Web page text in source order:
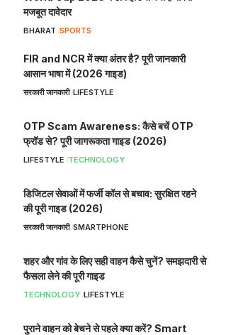
मजबूत दावेदार
BHARAT SPORTS
FIR and NCR में क्या अंतर है? पूरी जानकारी
आसान भाषा में (2026 गाइड)
सरकारी जानकारी LIFESTYLE
OTP Scam Awareness: कैसे बचें OTP
फ्रॉड से? पूरी जागरूकता गाइड (2026)
LIFESTYLE TECHNOLOGY
डिजिटल सेवाओं में फर्जी कॉल से बचाव: सुरक्षित रहने
की पूरी गाइड (2026)
सरकारी जानकारी SMARTPHONE
शहर और गांव के लिए सही वाहन कैसे चुनें? समझदारी से
फैसला लेने की पूरी गाइड
TECHNOLOGY LIFESTYLE
पुराने वाहन को बेचने से पहले क्या करें? Smart